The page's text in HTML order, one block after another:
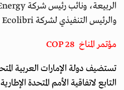
والرئيس التنفيذي لشركة Ecolibri دوناتيلا سكاربا.
مؤتمر المناخ COP 28
التابع لاتفاقية الأمم المتحدة